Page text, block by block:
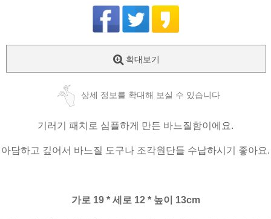
확대보기
상세 정보를 확대해 보실 수 있습니다
기러기 패치로 심플하게 만든 바느질함이에요.
아담하고 깊어서 바느질 도구나 조각원단들 수납하시기 좋아요.
가로 19 * 세로 12 * 높이 13cm